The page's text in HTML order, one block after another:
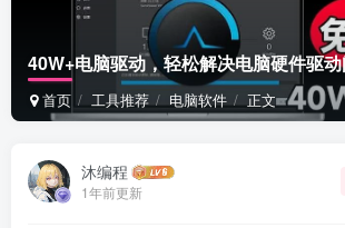
40W+电脑驱动，轻松解决电脑硬件驱
首页 工具推荐 电脑软件 正文
沐编程
1年前更新